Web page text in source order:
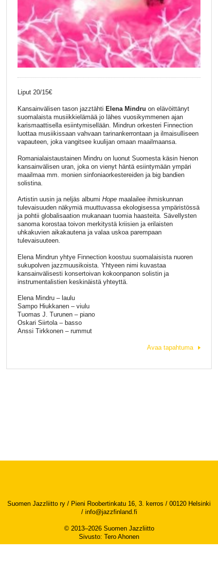
Liput 20/15€
Kansainvälisen tason jazztähti Elena Mindru on elävöittänyt
suomalaista musiikkielämää jo lähes vuosikymmenen ajan
karismaattisella esiintymisellään. Mindrun orkesteri Finnection
luottaa musiikissaan vahvaan tarinankerrontaan ja ilmaisulliseen
vapauteen, joka vangitsee kuulijan omaan maailmaansa.
Romanialaistaustainen Mindru on luonut Suomesta käsin hienon
kansainvälisen uran, joka on vienyt häntä esiintymään ympäri
maailmaa mm. monien sinfoniaorkestereiden ja big bandien
solistina.
Artistin uusin ja neljäs albumi Hopemaalailee ihmiskunnan
tulevaisuuden näkymiä muuttuvassa ekologisessa ympäristössä
ja pohtii globalisaation mukanaan tuomia haasteita. Sävellysten
sanoma korostaa toivon merkitystä kriisien ja erilaisten
uhkakuvien aikakautena ja valaa uskoa parempaan
tulevaisuuteen.
Elena Mindrun yhtye Finnection koostuu suomalaisista nuoren
sukupolven jazzmuusikoista. Yhtyeen nimi kuvastaa
kansainvälisesti konsertoivan kokoonpanon solistin ja
instrumentalistien keskinäistä yhteyttä.
Elena Mindru – laulu
Sampo Hiukkanen – viulu
Tuomas J. Turunen – piano
Oskari Siirtola – basso
Anssi Tirkkonen – rummut
Avaa tapahtuma
Suomen Jazzliitto ry / Pieni Roobertinkatu 16, 3. kerros / 00120 Helsinki
/ info@jazzfinland.fi
© 2013–2026 Suomen Jazzliitto
Sivusto: Tero Ahonen